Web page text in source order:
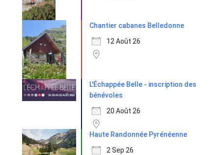
Chantier cabanes Belledonne
12 Août 26
L'Échappée Belle - inscription des
bénévoles
20 Août 26
Haute Randonnée Pyrénéenne
2 Sep 26